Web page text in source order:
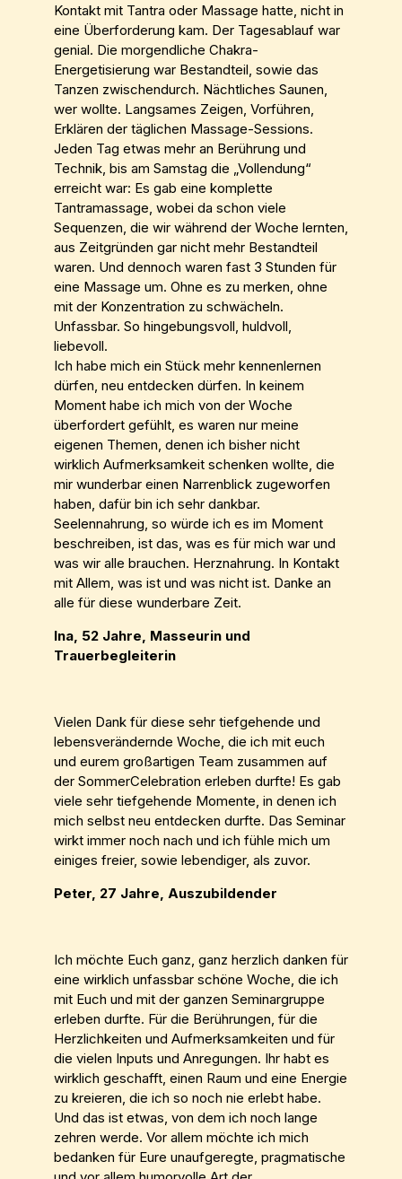
Kontakt mit Tantra oder Massage hatte, nicht in
eine Überforderung kam. Der Tagesablauf war
genial. Die morgendliche Chakra-
Energetisierung war Bestandteil, sowie das
Tanzen zwischendurch. Nächtliches Saunen,
wer wollte. Langsames Zeigen, Vorführen,
Erklären der täglichen Massage-Sessions.
Jeden Tag etwas mehr an Berührung und
Technik, bis am Samstag die „Vollendung“
erreicht war: Es gab eine komplette
Tantramassage, wobei da schon viele
Sequenzen, die wir während der Woche lernten,
aus Zeitgründen gar nicht mehr Bestandteil
waren. Und dennoch waren fast 3 Stunden für
eine Massage um. Ohne es zu merken, ohne
mit der Konzentration zu schwächeln.
Unfassbar. So hingebungsvoll, huldvoll,
liebevoll.
Ich habe mich ein Stück mehr kennenlernen
dürfen, neu entdecken dürfen. In keinem
Moment habe ich mich von der Woche
überfordert gefühlt, es waren nur meine
eigenen Themen, denen ich bisher nicht
wirklich Aufmerksamkeit schenken wollte, die
mir wunderbar einen Narrenblick zugeworfen
haben, dafür bin ich sehr dankbar.
Seelennahrung, so würde ich es im Moment
beschreiben, ist das, was es für mich war und
was wir alle brauchen. Herznahrung. In Kontakt
mit Allem, was ist und was nicht ist. Danke an
alle für diese wunderbare Zeit.
Ina, 52 Jahre, Masseurin und
Trauerbegleiterin
Vielen Dank für diese sehr tiefgehende und
lebensverändernde Woche, die ich mit euch
und eurem großartigen Team zusammen auf
der SommerCelebration erleben durfte! Es gab
viele sehr tiefgehende Momente, in denen ich
mich selbst neu entdecken durfte. Das Seminar
wirkt immer noch nach und ich fühle mich um
einiges freier, sowie lebendiger, als zuvor.
Peter, 27 Jahre, Auszubildender
Ich möchte Euch ganz, ganz herzlich danken für
eine wirklich unfassbar schöne Woche, die ich
mit Euch und mit der ganzen Seminargruppe
erleben durfte. Für die Berührungen, für die
Herzlichkeiten und Aufmerksamkeiten und für
die vielen Inputs und Anregungen. Ihr habt es
wirklich geschafft, einen Raum und eine Energie
zu kreieren, die ich so noch nie erlebt habe.
Und das ist etwas, von dem ich noch lange
zehren werde. Vor allem möchte ich mich
bedanken für Eure unaufgeregte, pragmatische